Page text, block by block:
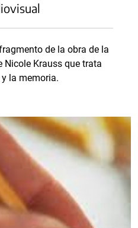
de la obra de la
Nicole Krauss que trata
la memoria.